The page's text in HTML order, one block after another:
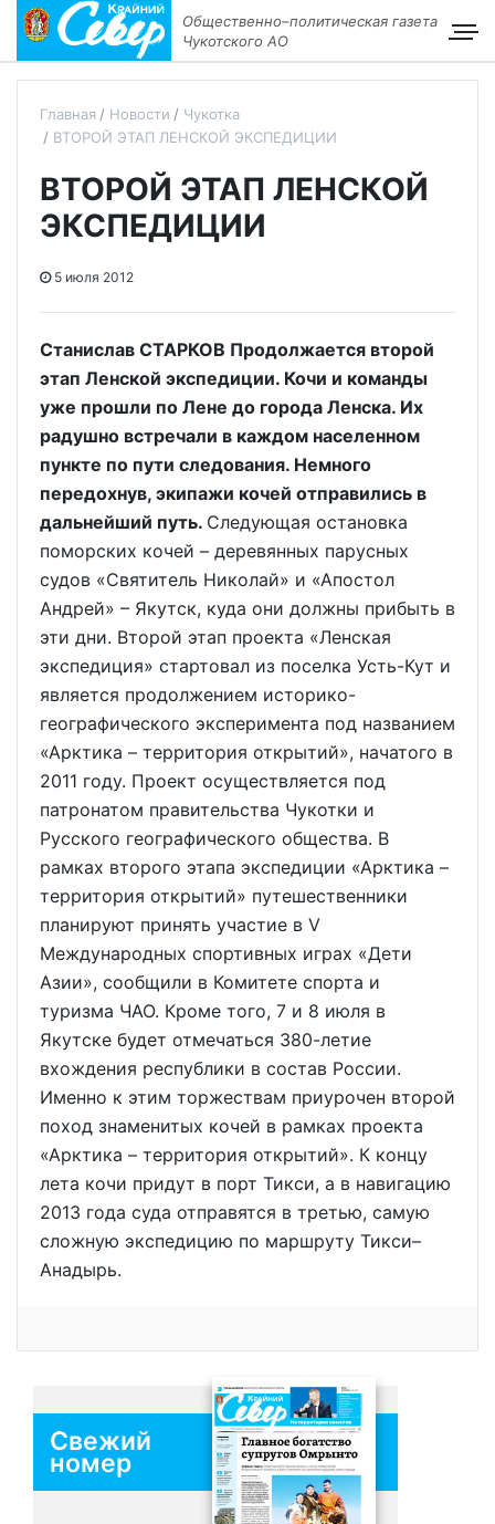
Общественно–политическая газета
Чукотского АО
Главная Новости
Чукотка
ВТОРОЙ ЭТАП ЛЕНСКОЙ ЭКСПЕДИЦИИ
ВТОРОЙ ЭТАП ЛЕНСКОЙ
ЭКСПЕДИЦИИ
5 июля 2012
Станислав СТАРКОВ Продолжается второй
этап Ленской экспедиции. Кочи и команды
уже прошли по Лене до города Ленска. Их
радушно встречали в каждом населенном
пункте по пути следования. Немного
передохнув, экипажи кочей отправились в
дальнейший путь. Следующая остановка
поморских кочей – деревянных парусных
судов «Святитель Николай» и «Апостол
Андрей» – Якутск, куда они должны прибыть в
эти дни. Второй этап проекта «Ленская
экспедиция» стартовал из поселка Усть-Кут и
является продолжением историко-
географического эксперимента под названием
«Арктика – территория открытий», начатого в
2011 году. Проект осуществляется под
патронатом правительства Чукотки и
Русского географического общества. В
рамках второго этапа экспедиции «Арктика –
территория открытий» путешественники
планируют принять участие в V
Международных спортивных играх «Дети
Азии», сообщили в Комитете спорта и
туризма ЧАО. Кроме того, 7 и 8 июля в
Якутске будет отмечаться 380-летие
вхождения республики в состав России.
Именно к этим торжествам приурочен второй
поход знаменитых кочей в рамках проекта
«Арктика – территория открытий». К концу
лета кочи придут в порт Тикси, а в навигацию
2013 года суда отправятся в третью, самую
сложную экспедицию по маршруту Тикси–
Анадырь.
Свежий
номер